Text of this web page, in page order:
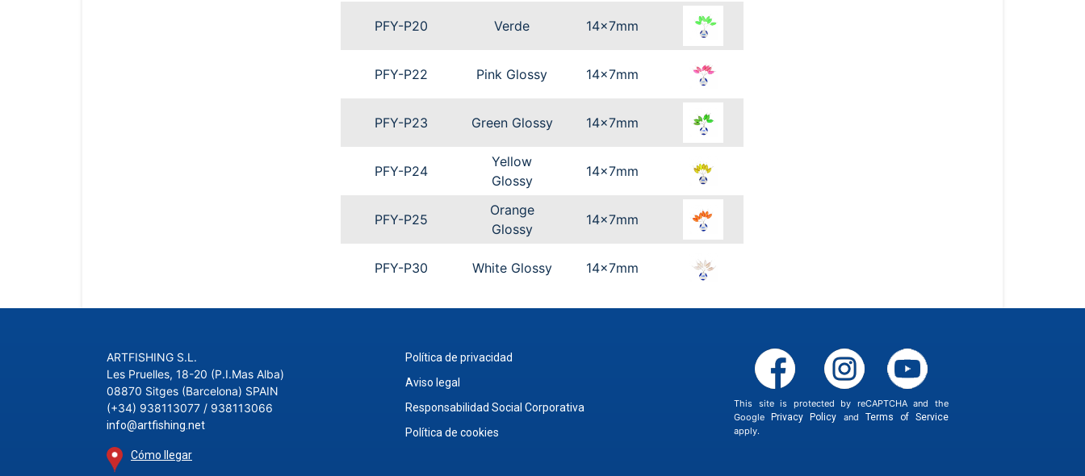
PFY-P20 Verde 14x7mm
PFY-P22 Pink Glossy 14x7mm
PFY-P23 Green Glossy 14x7mm
PFY-P24
Yellow
Glossy
14x7mm
PFY-P25
Orange
Glossy
14x7mm
PFY-P30 White Glossy 14x7mm
ARTFISHING S.L.
Les Pruelles, 18-20 (P.I.Mas Alba)
08870 Sitges (Barcelona) SPAIN
(+34) 938113077 / 938113066
info@artfishing.net
Cómo llegar
Política de privacidad
Aviso legal
Responsabilidad Social Corporativa
Política de cookies
This site is protected by reCAPTCHA and the
Google
Privacy Policy and Terms of Service
apply.